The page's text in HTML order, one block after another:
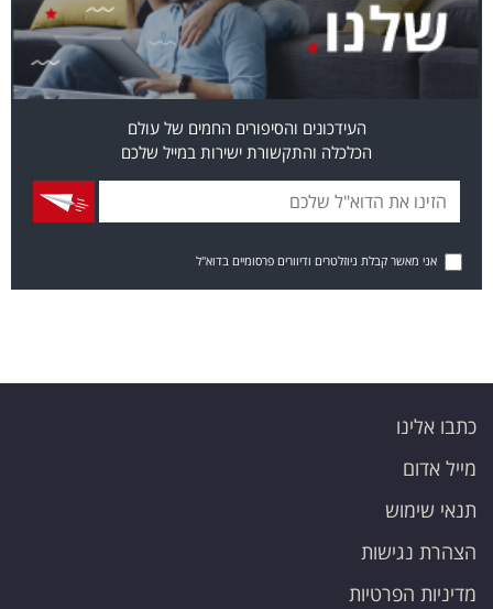
העידכונים והסיפורים החמים של עולם
הכלכלה והתקשורת ישירות במייל שלכם
אני מאשר קבלת ניוזלטרים ודיוורים פרסומיים בדוא"ל
כתבו אלינו
מייל אדום
תנאי שימוש
הצהרת נגישות
מדיניות הפרטיות